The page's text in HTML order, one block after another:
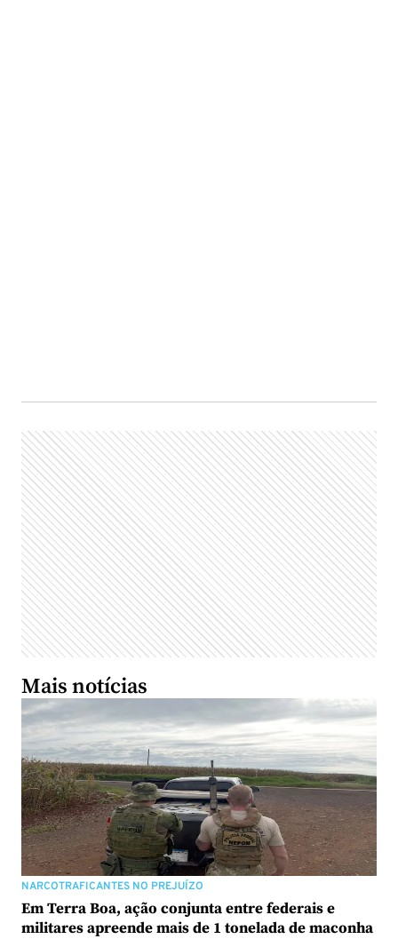
Mais notícias
NARCOTRAFICANTES NO PREJUÍZO
Em Terra Boa, ação conjunta entre federais e
militares apreende mais de 1 tonelada de maconha